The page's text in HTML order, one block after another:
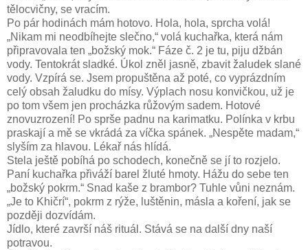
tělocvičny, se vracím.
Po pár hodinách mám hotovo. Hola, hola, sprcha volá!
„Nikam mi neodbíhejte slečno,“ volá kuchařka, která nám
připravovala ten „božský mok.“ Fáze č. 2 je tu, piju džbán
vody. Tentokrát sladké. Úkol zněl jasně, zbavit žaludek slané
vody. Vzpírá se. Jsem propuštěna až poté, co vyprázdním
celý obsah žaludku do mísy. Výplach nosu konvičkou, už je
po tom všem jen procházka růžovým sadem. Hotové
znovuzrození! Po sprše padnu na karimatku. Polínka v krbu
praskají a mě se vkrádá za víčka spánek. „Nespěte madam,“
slyším za hlavou. Lékař nás hlídá.
Stela ještě pobíhá po schodech, konečně se jí to rozjelo.
Paní kuchařka přiváží barel žluté hmoty. Hážu do sebe ten
„božský pokrm.“ Snad kaše z brambor? Tuhle vůni neznám.
„Je to Khičrí“, pokrm z rýže, luštěnin, másla a koření, jak se
později dozvídám.
Jídlo, které završí náš rituál. Stává se na další dny naší
potravou.